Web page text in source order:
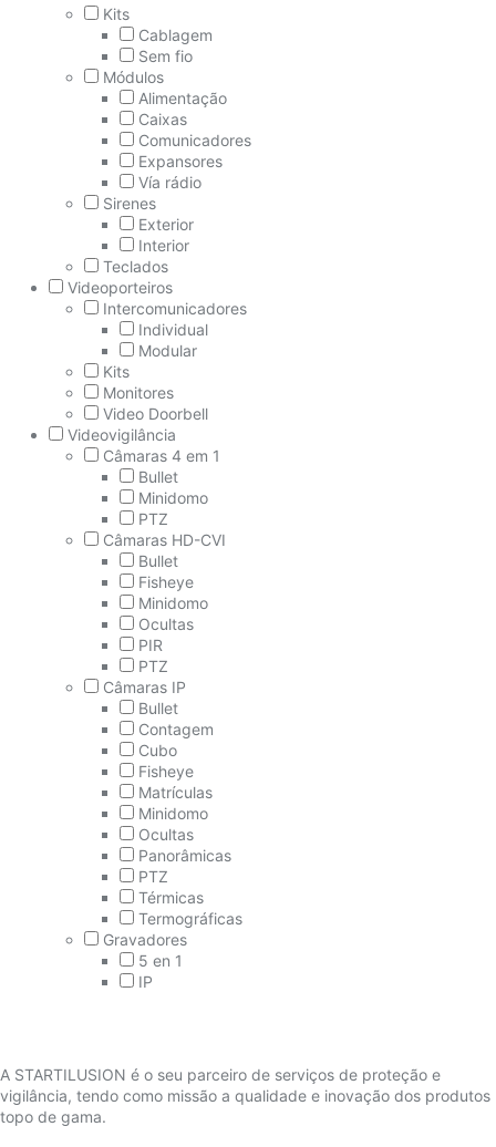
Kits
Cablagem
Sem fio
Módulos
Alimentação
Caixas
Comunicadores
Expansores
Vía rádio
Sirenes
Exterior
Interior
Teclados
Videoporteiros
Intercomunicadores
Individual
Modular
Kits
Monitores
Video Doorbell
Videovigilância
Câmaras 4 em 1
Bullet
Minidomo
PTZ
Câmaras HD-CVI
Bullet
Fisheye
Minidomo
Ocultas
PIR
PTZ
Câmaras IP
Bullet
Contagem
Cubo
Fisheye
Matrículas
Minidomo
Ocultas
Panorâmicas
PTZ
Térmicas
Termográficas
Gravadores
5 en 1
IP
A STARTILUSION é o seu parceiro de serviços de proteção e
vigilância, tendo como missão a qualidade e inovação dos produtos
topo de gama.